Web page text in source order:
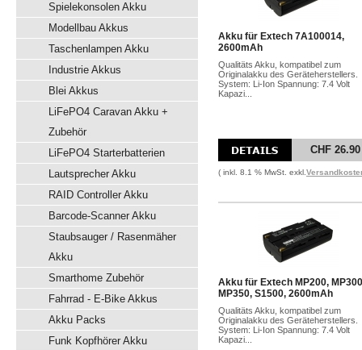
Spielekonsolen Akku
Modellbau Akkus
Taschenlampen Akku
Industrie Akkus
Blei Akkus
LiFePO4 Caravan Akku +
Zubehör
LiFePO4 Starterbatterien
Lautsprecher Akku
RAID Controller Akku
Barcode-Scanner Akku
Staubsauger / Rasenmäher
Akku
Smarthome Zubehör
Fahrrad - E-Bike Akkus
Akku Packs
Funk Kopfhörer Akku
Akku für Extech 7A100014,
2600mAh
Qualitäts Akku, kompatibel zum
Originalakku des Geräteherstellers.
System: Li-Ion Spannung: 7.4 Volt
Kapazi...
CHF 26.90
( inkl. 8.1 % MwSt. exkl.
Akku für Extech MP200,
MP350, S1500, 2600mAh
Qualitäts Akku, kompatibel zum
Originalakku des Geräteherstellers.
System: Li-Ion Spannung: 7.4 Volt
Kapazi...